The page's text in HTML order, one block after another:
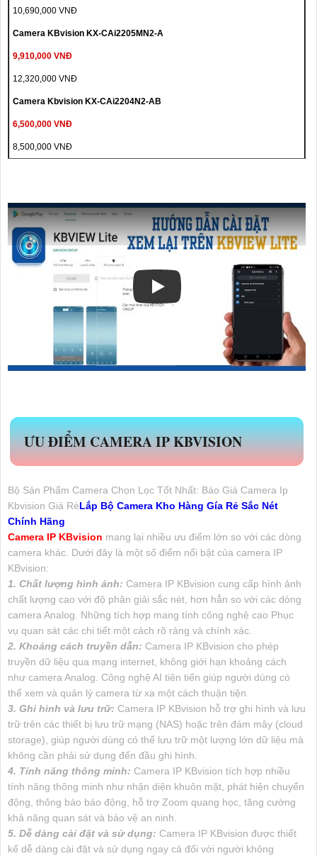
10,690,000 VNĐ
Camera KBvision KX-CAi2205MN2-A
9,910,000 VNĐ
12,320,000 VNĐ
Camera Kbvision KX-CAi2204N2-AB
6,500,000 VNĐ
8,500,000 VNĐ
ƯU ĐIỂM CAMERA IP KBVISION
Bộ Sản Phẩm Camera Chọn Lọc Tốt Nhất: Báo Giá Camera Ip
Kbvision Giá RèLắp Bộ Camera Kho Hàng Gía Rẻ Sắc Nét
Chính Hãng
Camera IP KBvision mang lại nhiều ưu điểm lớn so với các dòng
camera khác. Dưới đây là một số điểm nổi bật của camera IP
KBvision:
1. Chất lượng hình ảnh: Camera IP KBvision cung cấp hình ảnh
chất lượng cao với độ phân giải sắc nét, hơn hẳn so với các dòng
camera Analog. Những tích hợp mang tính công nghệ cao Phục
vụ quan sát các chi tiết một cách rõ ràng và chính xác.
2. Khoảng cách truyền dẫn: Camera IP KBvision cho phép
truyền dữ liệu qua mạng internet, không giới hạn khoảng cách
như camera Analog. Công nghệ AI tiên tiến giúp người dùng có
thể xem và quản lý camera từ xa một cách thuận tiện.
3. Ghi hình và lưu trữ: Camera IP KBvision hỗ trợ ghi hình và lưu
trữ trên các thiết bị lưu trữ mạng (NAS) hoặc trên đám mây (cloud
storage), giúp người dùng có thể lưu trữ một lượng lớn dữ liệu mà
không cần phải sử dụng đến đầu ghi hình.
4. Tính năng thông minh: Camera IP KBvision tích hợp nhiều
tính năng thông minh như nhận diện khuôn mặt, phát hiện chuyển
động, thông báo báo động, hỗ trợ Zoom quang học, tăng cường
khả năng quan sát và bảo vệ an ninh.
5. Dễ dàng cài đặt và sử dụng: Camera IP KBvision được thiết
kế dễ dàng cài đặt và sử dụng ngay cả đối với người không